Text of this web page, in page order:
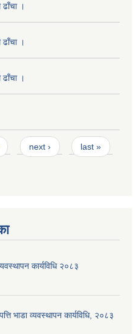
।
।
।
next › last »
कार्यविधि २०८३
भाडा व्यवस्थापन कार्यविधि, २०८३